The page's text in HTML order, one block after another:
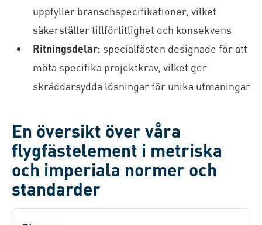
uppfyller branschspecifikationer, vilket
säkerställer tillförlitlighet och konsekvens
Ritningsdelar: specialfästen designade för att
möta specifika projektkrav, vilket ger
skräddarsydda lösningar för unika utmaningar
En översikt över våra
flygfästelement i metriska
och imperiala normer och
standarder